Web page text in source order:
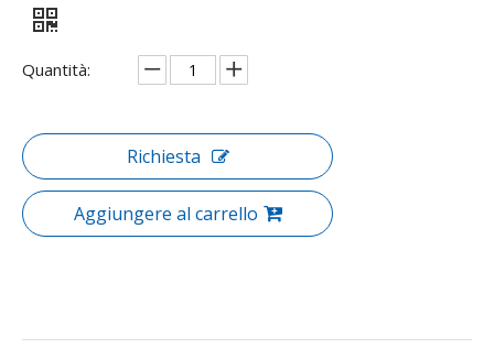
Quantità:
Richiesta
Aggiungere al carrello